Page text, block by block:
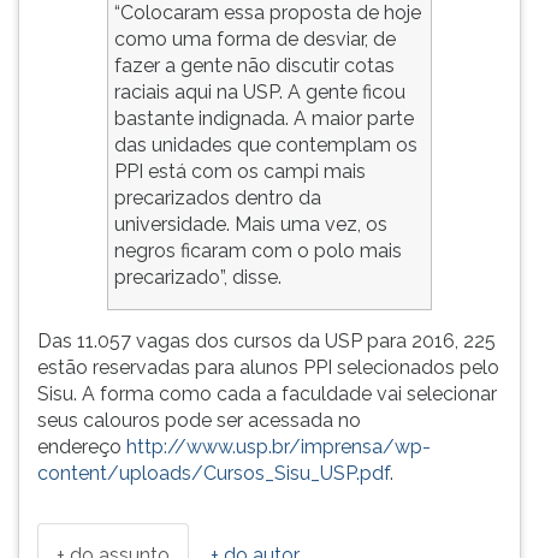
“Colocaram essa proposta de hoje
como uma forma de desviar, de
fazer a gente não discutir cotas
raciais aqui na USP. A gente ficou
bastante indignada. A maior parte
das unidades que contemplam os
PPI está com os campi mais
precarizados dentro da
universidade. Mais uma vez, os
negros ficaram com o polo mais
precarizado”, disse.
Das 11.057 vagas dos cursos da USP para 2016, 225
estão reservadas para alunos PPI selecionados pelo
Sisu. A forma como cada a faculdade vai selecionar
seus calouros pode ser acessada no
endereço http://www.usp.br/imprensa/wp-
content/uploads/Cursos_Sisu_USP.pdf.